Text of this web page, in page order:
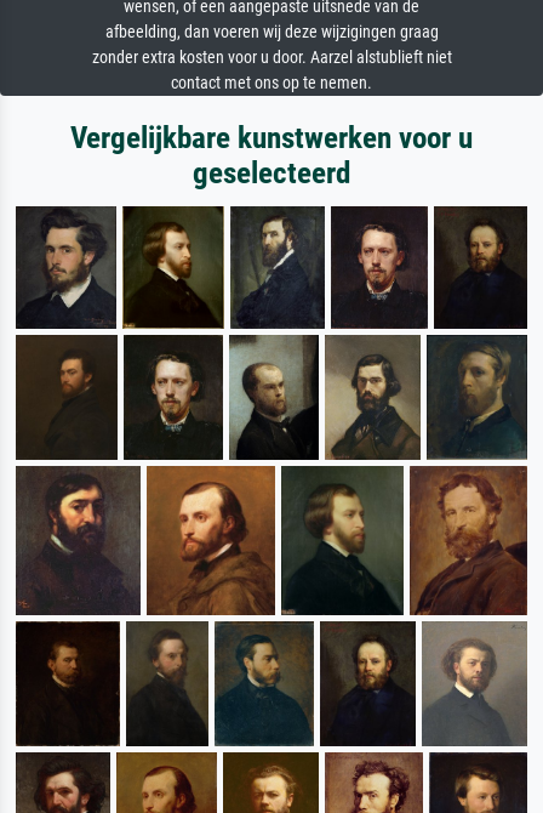
wensen, of een aangepaste uitsnede van de
afbeelding, dan voeren wij deze wijzigingen graag
zonder extra kosten voor u door. Aarzel alstublieft niet
contact met ons op te nemen.
Vergelijkbare kunstwerken voor u
geselecteerd